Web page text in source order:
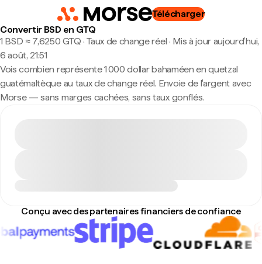
Télécharger
Convertir BSD en GTQ
1 BSD ≈ 7,6250 GTQ · Taux de change réel · Mis à jour aujourd’hui,
6 août, 21:51
Vois combien représente 1 000 dollar bahaméen en quetzal
guatémaltèque au taux de change réel. Envoie de l'argent avec
Morse — sans marges cachées, sans taux gonflés.
Conçu avec des partenaires financiers de confiance